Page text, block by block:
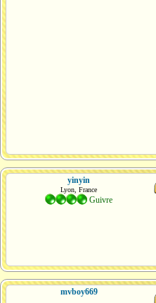
yinyin
Lyon, France
Guivre
mvboy669